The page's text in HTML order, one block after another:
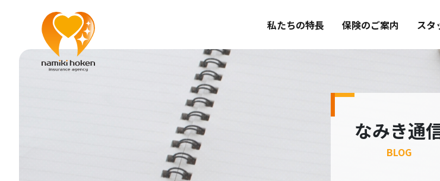
私たちの特長 保険のご案内 スタ
なみき通
BLOG